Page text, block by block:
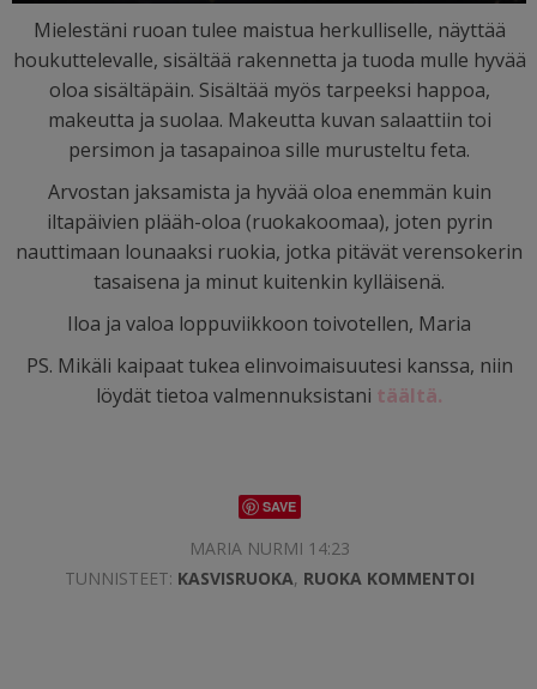
Mielestäni ruoan tulee maistua herkulliselle, näyttää
houkuttelevalle, sisältää rakennetta ja tuoda mulle hyvää
oloa sisältäpäin. Sisältää myös tarpeeksi happoa,
makeutta ja suolaa. Makeutta kuvan salaattiin toi
persimon ja tasapainoa sille murusteltu feta.
Arvostan jaksamista ja hyvää oloa enemmän kuin
iltapäivien plääh-oloa (ruokakoomaa), joten pyrin
nauttimaan lounaaksi ruokia, jotka pitävät verensokerin
tasaisena ja minut kuitenkin kylläisenä.
Iloa ja valoa loppuviikkoon toivotellen, Maria
PS. Mikäli kaipaat tukea elinvoimaisuutesi kanssa, niin
löydät tietoa valmennuksistani täältä.
SAVE
MARIA NURMI 14:23
TUNNISTEET: KASVISRUOKA, RUOKA KOMMENTOI